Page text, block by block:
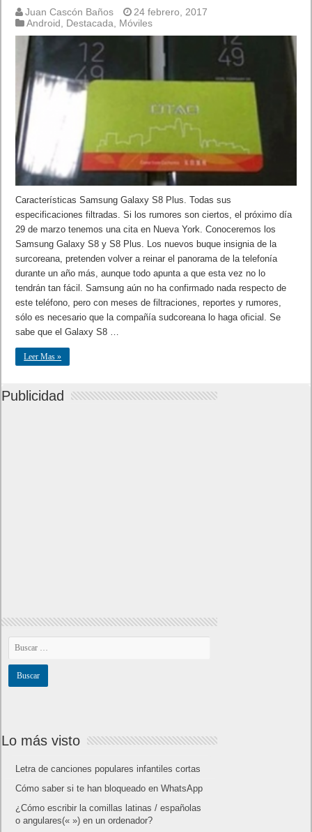
Juan Cascón Baños
24 febrero, 2017
Android
Destacada Móviles
Características Samsung Galaxy S8 Plus. Todas sus
especificaciones filtradas. Si los rumores son ciertos, el próximo día
29 de marzo tenemos una cita en Nueva York. Conoceremos los
Samsung Galaxy S8 y S8 Plus. Los nuevos buque insignia de la
surcoreana, pretenden volver a reinar el panorama de la telefonía
durante un año más, aunque todo apunta a que esta vez no lo
tendrán tan fácil. Samsung aún no ha confirmado nada respecto de
este teléfono, pero con meses de filtraciones, reportes y rumores,
sólo es necesario que la compañía sudcoreana lo haga oficial. Se
sabe que el Galaxy S8 …
Leer Mas »
Publicidad
Lo más visto
Letra de canciones populares infantiles cortas
Cómo saber si te han bloqueado en WhatsApp
¿Cómo escribir la comillas latinas / españolas
o angulares(« ») en un ordenador?